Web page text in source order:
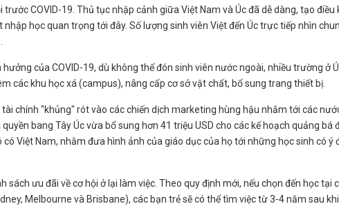
COVID-19. Thủ tục nhập cảnh giữa Việt Nam và Úc đã dễ dàng, tạo điều
học quan trọng tới đây. Số lượng sinh viên Việt đến Úc trực tiếp nhìn
của COVID-19, dù không thể đón sinh viên nước ngoài, nhiều trường ở
các khu học xá (campus), nâng cấp cơ sở vật chất, bổ sung trang thiết bị.
tài chính "khủng" rót vào các chiến dịch marketing hùng hậu nhắm tới các
bang Tây Úc vừa bổ sung hơn 41 triệu USD cho các kế hoạch quảng bá
Việt Nam, nhằm đưa hình ảnh của giáo dục của họ tới những học sinh có ý
sách ưu đãi về cơ hội ở lại làm việc. Theo quy định mới, nếu chọn đến học tại
Melbourne và Brisbane), các bạn trẻ sẽ có thể tìm việc từ 3-4 năm sau